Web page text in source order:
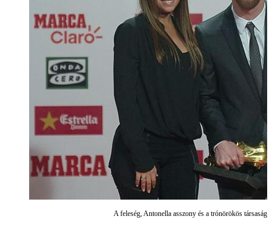
A feleség, Antonella asszony és a trónörökös